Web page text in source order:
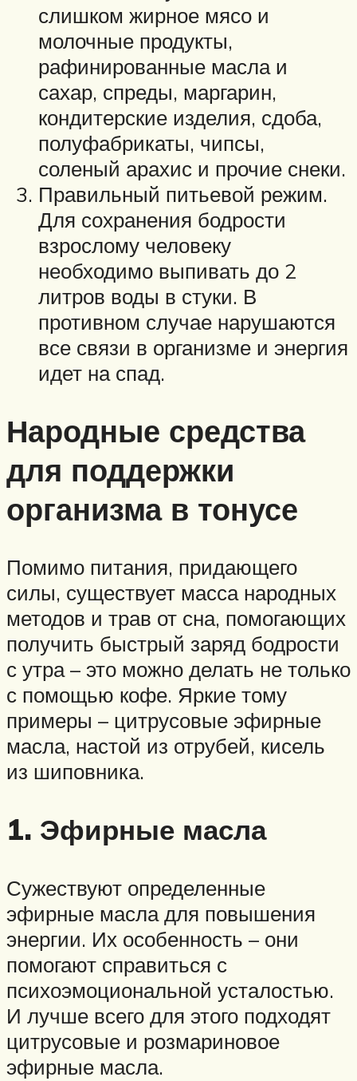
слишком жирное мясо и
молочные продукты,
рафинированные масла и
сахар, спреды, маргарин,
кондитерские изделия, сдоба,
полуфабрикаты, чипсы,
соленый арахис и прочие снеки.
Правильный питьевой режим.
Для сохранения бодрости
взрослому человеку
необходимо выпивать до 2
литров воды в стуки. В
противном случае нарушаются
все связи в организме и энергия
идет на спад.
Народные средства
для поддержки
организма в тонусе
Помимо питания, придающего
силы, существует масса народных
методов и трав от сна, помогающих
получить быстрый заряд бодрости
с утра – это можно делать не только
с помощью кофе. Яркие тому
примеры – цитрусовые эфирные
масла, настой из отрубей, кисель
из шиповника.
1. Эфирные масла
Сужествуют определенные
эфирные масла для повышения
энергии. Их особенность – они
помогают справиться с
психоэмоциональной усталостью.
И лучше всего для этого подходят
цитрусовые и розмариновое
эфирные масла.